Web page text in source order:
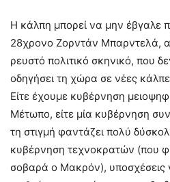
Η κάλπη μπορεί να μην έβγαλε
28χρονο Ζορντάν Μπαρντελά,
ρευστό πολιτικό σκηνικό, που
οδηγήσει τη χώρα σε νέες
Είτε έχουμε κυβέρνηση
Μέτωπο, είτε μία κυβέρνηση
τη στιγμή φαντάζει πολύ
κυβέρνηση τεχνοκρατών (που
σοβαρά ο Μακρόν), υποσχέσεις